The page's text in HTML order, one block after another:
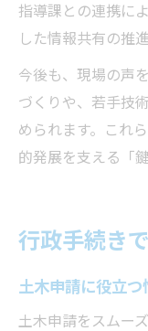
指導課との連携に
した情報共有の推
今後も、現場の声
づくりや、若手技
められます。これ
的発展を支える「
行政手続き
土木申請に役立
土木申請をスムー